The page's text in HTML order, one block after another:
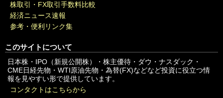
株取引・FX取引手数料比較
経済ニュース速報
参考・便利リンク集
このサイトについて
日本株・IPO（新規公開株）・株主優待・ダウ・ナスダック・
CME日経先物・WTI原油先物・為替(FX)などなど投資に役立つ情
報を見やすい形で提供しています。
コンタクトはこちらから